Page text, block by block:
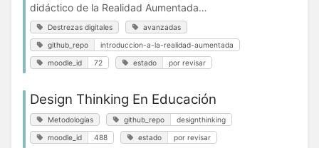
didáctico de la Realidad Aumentada…
Destrezas digitales avanzadas
github_repo introduccion-a-la-realidad-aumentada
moodle_id 72 estado por revisar
Design Thinking En Educación
Metodologías github_repo designthinking
moodle_id 488 estado por revisar